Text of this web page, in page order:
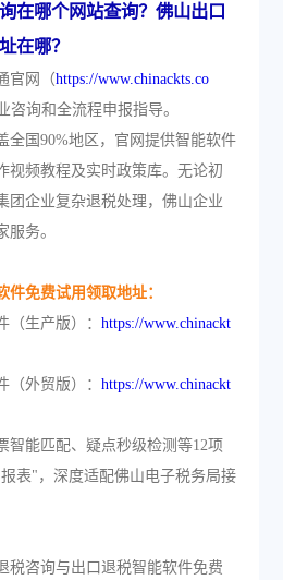
在哪个网站查询？佛山出口
在哪？
官网（https://www.chinackts.co
咨询和全流程申报指导。
全国90%地区，官网提供智能软件
视频教程及实时政策库。无论初
团企业复杂退税处理，佛山企业
服务。
免费试用领取地址：
生产版）： https://www.chinackt
外贸版）： https://www.chinackt
智能匹配、疑点秒级检测等12项
表"，深度适配佛山电子税务局接
税咨询与出口退税智能软件免费